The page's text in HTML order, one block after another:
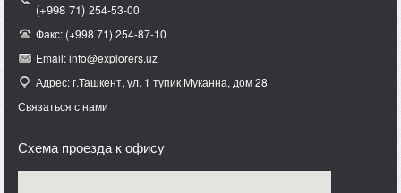
(+998 71) 254-53-00
Факс: (+998 71) 254-87-10
Email: info@explorers.uz
Адрес: г.Ташкент, ул. 1 тупик Муканна, дом 28
Связаться с нами
Схема проезда к офису